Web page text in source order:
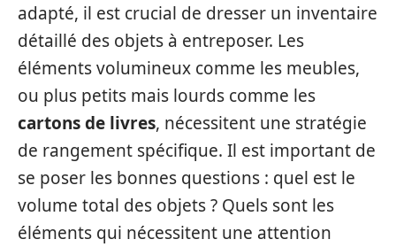
adapté, il est crucial de dresser un inventaire
détaillé des objets à entreposer. Les
éléments volumineux comme les meubles,
ou plus petits mais lourds comme les
cartons de livres, nécessitent une stratégie
de rangement spécifique. Il est important de
se poser les bonnes questions : quel est le
volume total des objets ? Quels sont les
éléments qui nécessitent une attention